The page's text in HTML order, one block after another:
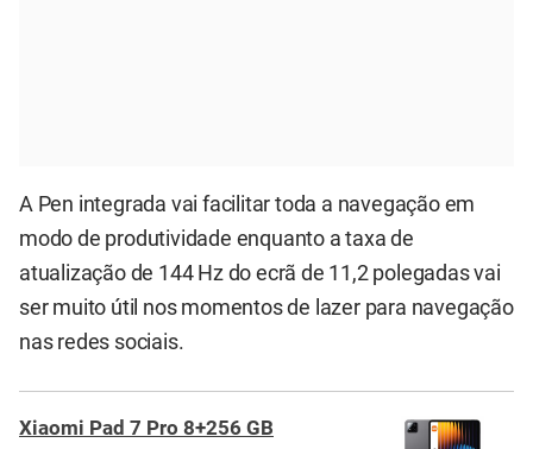
A Pen integrada vai facilitar toda a navegação em
modo de produtividade enquanto a taxa de
atualização de 144 Hz do ecrã de 11,2 polegadas vai
ser muito útil nos momentos de lazer para navegação
nas redes sociais.
Xiaomi Pad 7 Pro 8+256 GB